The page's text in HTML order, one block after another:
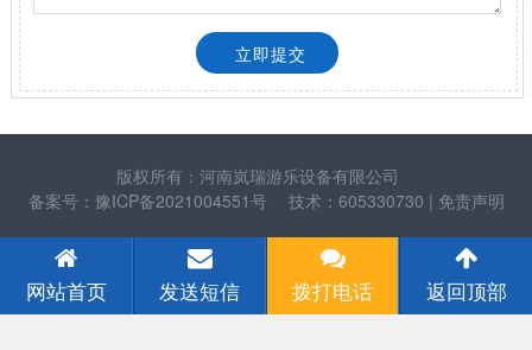
版权所有：河南岚瑞游乐设备有限公司
备案号：豫ICP备2021004551号
技术：605330730 | 免责声明
网站首页 发送短信 拨打电话 返回顶部